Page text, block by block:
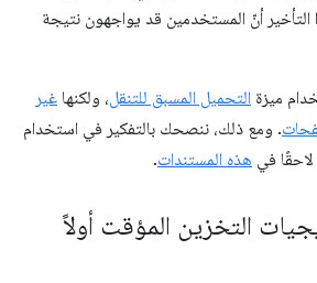
التأخير أنّ المستخدمين قد يواجهون نتيجة
ميزة التحميل المسبق للتنقل، ولكنها غير
. ومع ذلك، ننصحك بالتفكير في استخدام
لاحقًا في هذه المستندات.
التخزين المؤقت أولاً